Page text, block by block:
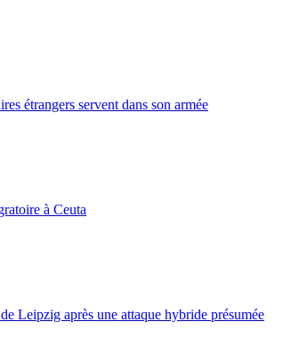
étrangers servent dans son armée
à Ceuta
Leipzig après une attaque hybride présumée